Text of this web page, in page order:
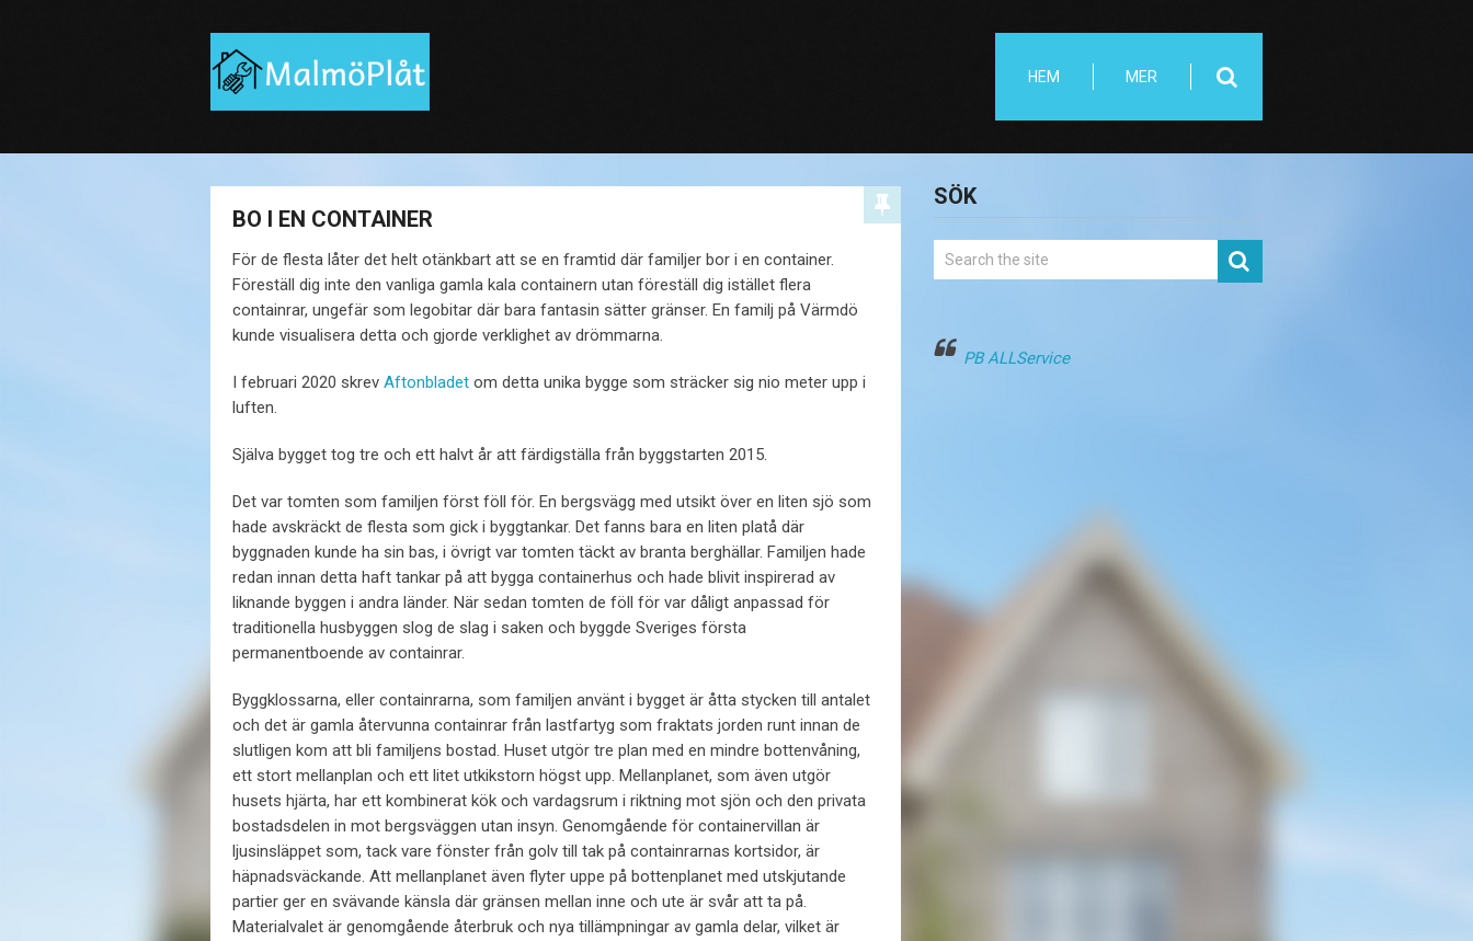
HEM MER
BO I EN CONTAINER
För de flesta låter det helt otänkbart att se en framtid där familjer bor i en container.
Föreställ dig inte den vanliga gamla kala containern utan föreställ dig istället flera
containrar, ungefär som legobitar där bara fantasin sätter gränser. En familj på Värmdö
kunde visualisera detta och gjorde verklighet av drömmarna.
I februari 2020 skrevAftonbladet om detta unika bygge som sträcker sig nio meter upp i
luften.
Själva bygget tog tre och ett halvt år att färdigställa från byggstarten 2015.
Det var tomten som familjen först föll för. En bergsvägg med utsikt över en liten sjö som
hade avskräckt de flesta som gick i byggtankar. Det fanns bara en liten platå där
byggnaden kunde ha sin bas, i övrigt var tomten täckt av branta berghällar. Familjen hade
redan innan detta haft tankar på att bygga containerhus och hade blivit inspirerad av
liknande byggen i andra länder. När sedan tomten de föll för var dåligt anpassad för
traditionella husbyggen slog de slag i saken och byggde Sveriges första
permanentboende av containrar.
Byggklossarna, eller containrarna, som familjen använt i bygget är åtta stycken till antalet
och det är gamla återvunna containrar från lastfartyg som fraktats jorden runt innan de
slutligen kom att bli familjens bostad. Huset utgör tre plan med en mindre bottenvåning,
ett stort mellanplan och ett litet utkikstorn högst upp. Mellanplanet, som även utgör
husets hjärta, har ett kombinerat kök och vardagsrum i riktning mot sjön och den privata
bostadsdelen in mot bergsväggen utan insyn. Genomgående för containervillan är
ljusinsläppet som, tack vare fönster från golv till tak på containrarnas kortsidor, är
häpnadsväckande. Att mellanplanet även flyter uppe på bottenplanet med utskjutande
partier ger en svävande känsla där gränsen mellan inne och ute är svår att ta på.
Materialvalet är genomgående återbruk och nya tillämpningar av gamla delar, vilket är
SÖK
PB ALLService